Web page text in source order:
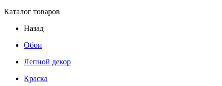
Каталог товаров
Назад
Обои
Лепной декор
Краска